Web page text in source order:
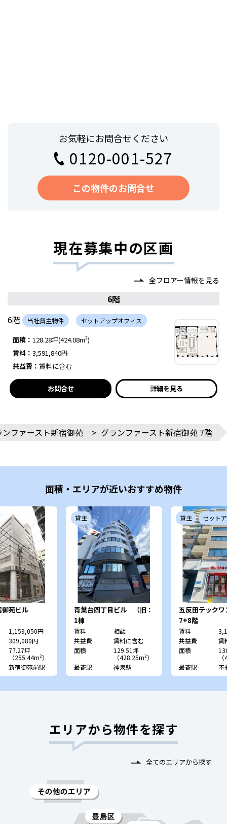
お気軽にお問合せください
0120-001-527
この物件のお問合せ
現在募集中の区画
全フロアー情報を見る
6階
6階
当社貸主物件 セットアップオフィス
面積： 128.28坪(424.08m²)
賃料： 3,591,840円
共益費： 賃料に含む
お問合せ 詳細を見る
ンファースト新宿御苑 > グランファースト新宿御苑 7階
面積・エリアが近いおすすめ物件
御苑ビル
1,159,050円
309,080円
77.27坪
（255.44m²）
新宿御苑前駅
貸主
青葉台四丁目ビル （旧：
目黒・松見坂一棟ビル）
1棟
賃料
相談
共益費
賃料に含む
面積
129.51坪
（428.25m²）
最寄駅
神泉駅
貸主 セット
五反田テックワ
7+8階
賃料
共益費
賃
面積
最寄駅
不
エリアから物件を探す
全てのエリアから探す